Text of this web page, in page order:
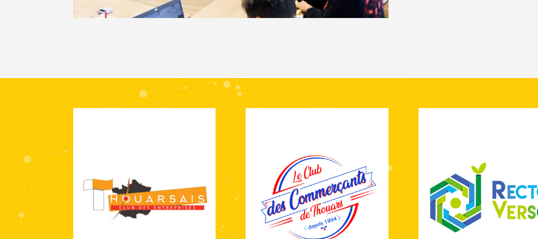
Association qui développe les
Association crée en 1994, afin de
rassembler les commerçants de